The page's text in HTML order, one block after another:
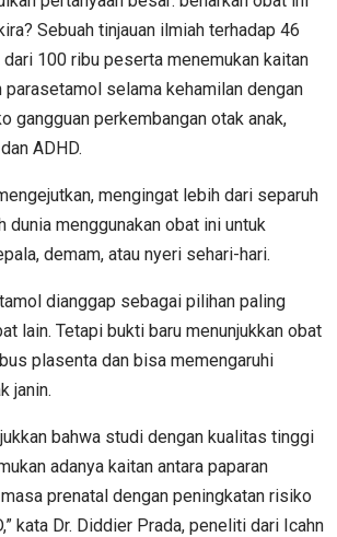
Sebuah tinjauan ilmiah terhadap 46
100 ribu peserta menemukan kaitan
parasetamol selama kehamilan dengan
gangguan perkembangan otak anak,
ADHD.
mengingat lebih dari separuh
dunia menggunakan obat ini untuk
demam, atau nyeri sehari-hari.
dianggap sebagai pilihan paling
lain. Tetapi bukti baru menunjukkan obat
plasenta dan bisa memengaruhi
janin.
bahwa studi dengan kualitas tinggi
adanya kaitan antara paparan
prenatal dengan peningkatan risiko
kata Dr. Diddier Prada, peneliti dari Icahn